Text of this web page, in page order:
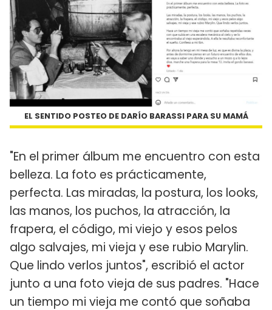
EL SENTIDO POSTEO DE DARÍO BARASSI PARA SU MAMÁ
"En el primer álbum me encuentro con esta
belleza. La foto es prácticamente,
perfecta. Las miradas, la postura, los looks,
las manos, los puchos, la atracción, la
frapera, el código, mi viejo y esos pelos
algo salvajes, mi vieja y ese rubio Marylin.
Que lindo verlos juntos", escribió el actor
junto a una foto vieja de sus padres. "Hace
un tiempo mi vieja me contó que soñaba